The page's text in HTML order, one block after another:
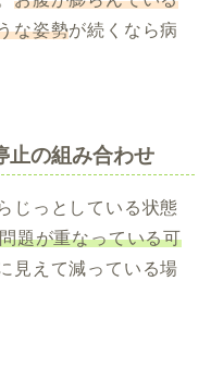
な姿勢が続くなら病
の組み合わせ
じっとしている状態
題が重なっている可
見えて減っている場